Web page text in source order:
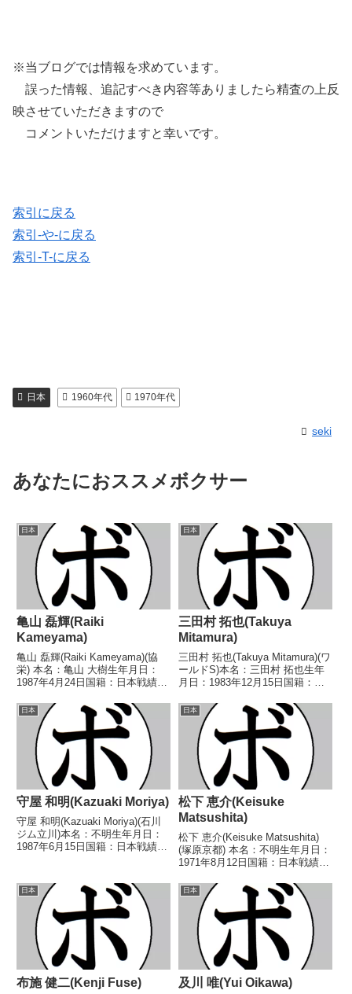
※当ブログでは情報を求めています。
誤った情報、追記すべき内容等ありましたら精査の上反
映させていただきますので
コメントいただけますと幸いです。
索引に戻る
索引-や-に戻る
索引-T-に戻る
日本 1960年代 1970年代
seki
あなたにおススメボクサー
日本
亀山 磊輝(Raiki
Kameyama)
亀山 磊輝(Raiki Kameyama)(協
栄) 本名：亀山 大樹生年月日：
1987年4月24日国籍：日本戦績：
ル】なし 【戦歴】2005/10/30
○4R判定 3-0(39-37、39-37、
39-...
日本
三田村 拓也(Takuya
Mitamura)
三田村 拓也(Takuya Mitamura)(ワ
ールドS)本名：三田村 拓也生年
月日：1983年12月15日国籍：日
得タイトル】2009年度全日本ミ
ニマム級新人王第24代日本ミニ
マム級王座【戦歴】20...
日本
守屋 和明(Kazuaki Moriya)
守屋 和明(Kazuaki Moriya)(石川
ジム立川)本名：不明生年月日：
1987年6月15日国籍：日本戦績：
○1RKO 星野 真生(本
庄)2008/11/19...
日本
松下 恵介(Keisuke
Matsushita)
松下 恵介(Keisuke Matsushita)
(塚原京都) 本名：不明生年月日：
1971年8月12日国籍：日本戦績：
ル】なし 【戦歴】1991/05/19
〇2RTKO 定岡 修次(大阪帝
拳)■199...
日本
布施 健二(Kenji Fuse)
日本
及川 唯(Yui Oikawa)